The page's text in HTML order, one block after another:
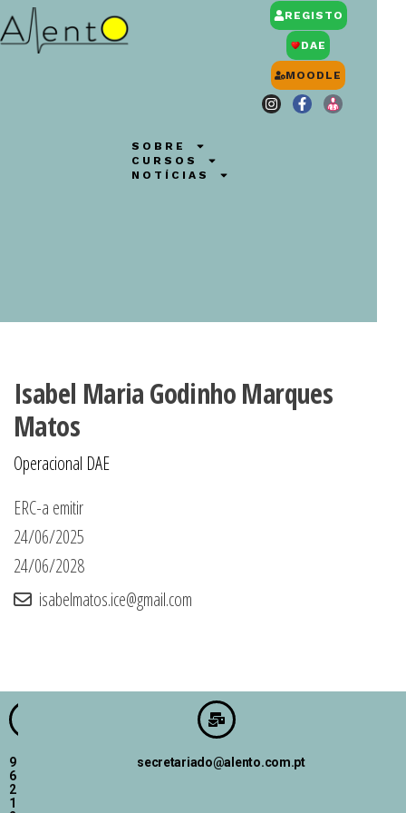
SOBRE
CURSOS
NOTÍCIAS
REGISTO
DAE
MOODLE
Isabel Maria Godinho Marques
Matos
Operacional DAE
ERC-a emitir
24/06/2025
24/06/2028
isabelmatos.ice@gmail.com
9
6
2
1
secretariado@alento.com.pt